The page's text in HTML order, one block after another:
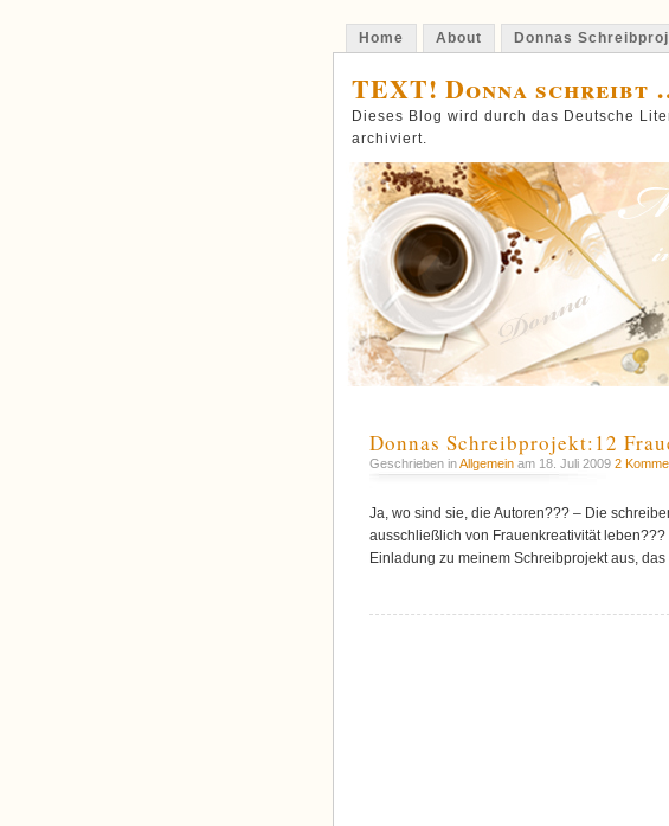
Home About Donnas
TEXT! Donna schreibt
Dieses Blog wird durch das Deutsche
archiviert.
Donnas Schreibprojekt:12
Geschrieben inAllgemein am 18. Juli 2009 2
Ja, wo sind sie, die Autoren??? – Die
ausschließlich von Frauenkreativität
Einladung zu meinem Schreibprojekt aus,